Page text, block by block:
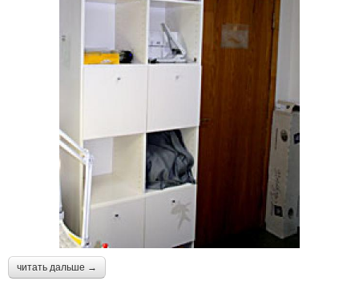
читать дальше →